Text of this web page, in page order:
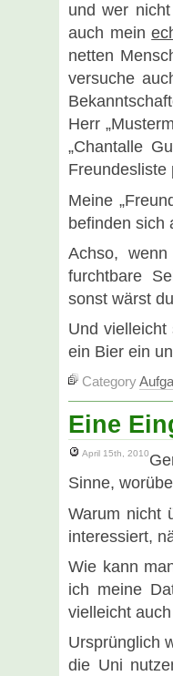
und wer
auch mein
netten
versuche
Herr
„Chantalle
Freundesliste
Meine
befinden sich
Achso,
furchtbare
sonst wärst
Und vielleicht
ein Bier ein
Category
Eine
April 15th, 2010
Sinne,
Warum nicht
interessiert,
Wie kann
ich meine
vielleicht
Ursprünglich
die Uni